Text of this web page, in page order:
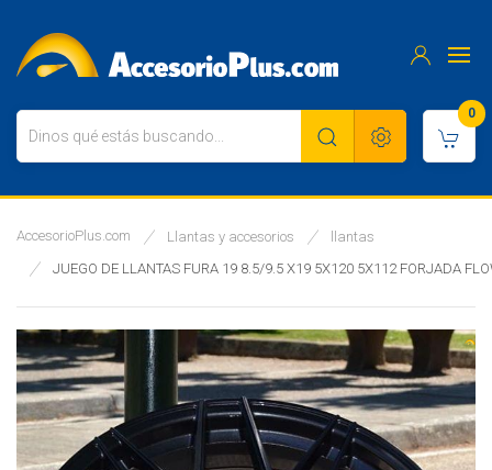
0
AccesorioPlus.com Llantas y accesorios
llantas
JUEGO DE LLANTAS FURA 19 8.5/9.5 X19 5X120 5X112 FORJADA